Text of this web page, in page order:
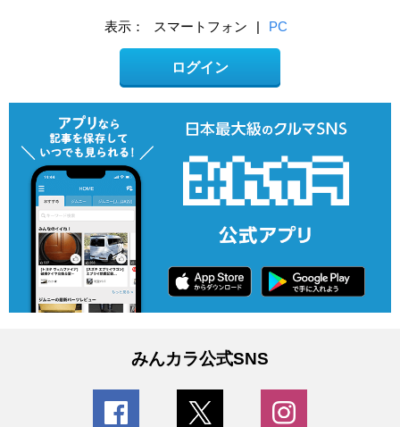
表示： スマートフォン | PC
ログイン
みんカラ公式SNS